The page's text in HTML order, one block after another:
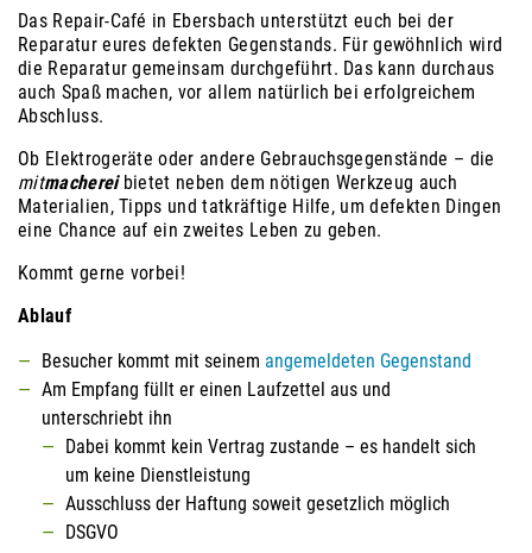
Das Repair-Café in Ebersbach unterstützt euch bei der
Reparatur eures defekten Gegenstands. Für gewöhnlich wird
die Reparatur gemeinsam durchgeführt. Das kann durchaus
auch Spaß machen, vor allem natürlich bei erfolgreichem
Abschluss.
Ob Elektrogeräte oder andere Gebrauchsgegenstände – die
mitmachereibietet neben dem nötigen Werkzeug auch
Materialien, Tipps und tatkräftige Hilfe, um defekten Dingen
eine Chance auf ein zweites Leben zu geben.
Kommt gerne vorbei!
Ablauf
Besucher kommt mit seinem angemeldeten Gegenstand
Am Empfang füllt er einen Laufzettel aus und
unterschriebt ihn
Dabei kommt kein Vertrag zustande – es handelt sich
um keine Dienstleistung
Ausschluss der Haftung soweit gesetzlich möglich
DSGVO